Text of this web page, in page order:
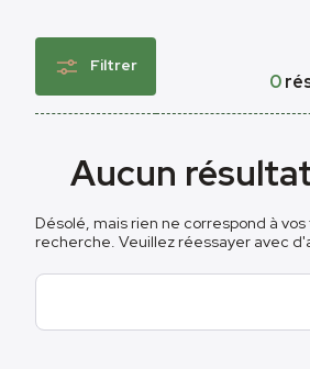
Filtrer
0
Aucun
Désolé, mais rien ne correspond à
recherche. Veuillez réessayer avec